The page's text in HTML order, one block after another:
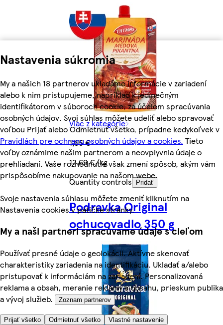
Nastavenia súkromia
My a našich 18 partnerov ukladáme informácie v zariadení
alebo k nim pristupujeme, napríklad k jedinečným
identifikátorom v súboroch cookie, za účelom spracúvania
osobných údajov. Svoj súhlas môžete udeliť alebo spravovať
voľbou Prijať alebo Odmietnuť všetko, prípadne kedykoľvek v
Pravidlách pre ochranu osobných údajov a cookies. Tieto
voľby oznámime našim partnerom a neovplyvnia údaje o
prehliadaní. Vaše rozhodnutie však zmení spôsob, akým vám
prispôsobíme nakupovanie na našom webe.
Svoje nastavenia súhlasu môžete zmeniť kliknutím na
Nastavenia cookies v pätičke stránky.
My a naši partneri spracúvame údaje s cieľom
Používať presné údaje o geolokácii. Aktívne skenovať
charakteristiky zariadenia na identifikáciu. Ukladať a/alebo
pristupovať k informáciám na zariadení. Personalizovaná
reklama a obsah, meranie reklamy a obsahu, prieskum publika
a vývoj služieb.
Zoznam partnerov
Prijať všetko Odmietnuť všetko Vlastné nastavenie
Viac z kategórie
1,65 €
12,69 €/kg
Quantity controls
Pridať
Podravka Original
ochucovadlo 350 g